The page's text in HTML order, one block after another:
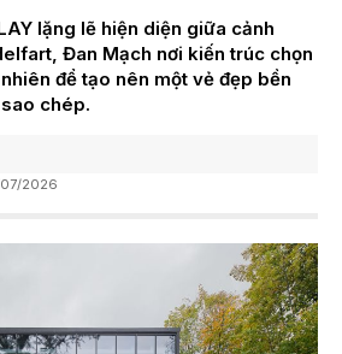
lặng lẽ hiện diện giữa cảnh
Đan Mạch nơi kiến trúc chọn
để tạo nên một vẻ đẹp bền
chép.
2026